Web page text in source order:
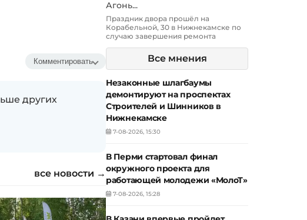
Комментировать
других
все новости →
Агонь...
Праздник двора прошёл на
Корабельной, 30 в Нижнекамске по
случаю завершения ремонта
Все мнения
Незаконные шлагбаумы
демонтируют на проспектах
Строителей и Шинников в
Нижнекамске
7-08-2026, 15:30
В Перми стартовал финал
окружного проекта для
работающей молодежи «МолоТ»
7-08-2026, 15:28